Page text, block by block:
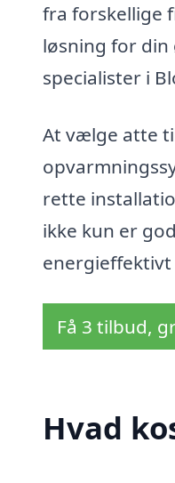
fra forskellige
løsning for
specialister i
At vælge atte
rette
ikke kun er
energieffektivt
Få 3 tilbud,
Hvad